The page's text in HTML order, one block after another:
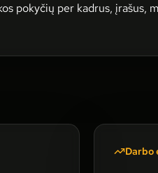
pokyčių per kadrus, įrašus,
Darbo